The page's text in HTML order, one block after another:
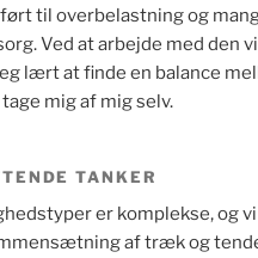
til overbelastning og
Ved at arbejde med den
lært at finde en balance
mig af mig selv.
TANKER
er komplekse, og
af træk og